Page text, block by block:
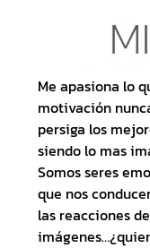
Me apasiona lo
motivación
persiga los
siendo lo mas
Somos seres
que nos
las reacciones